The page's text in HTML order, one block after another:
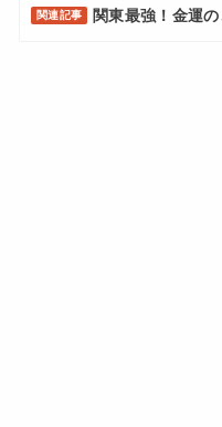
関連記事 関東最強！金運